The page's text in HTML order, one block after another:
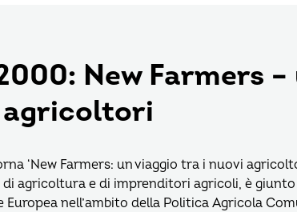
New Farmers
‘New Farmers: un viaggio tra i nuovi
agricoltura e di imprenditori agricoli, è
Europea nell’ambito della Politica Agricola